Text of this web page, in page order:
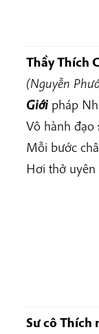
Thầy Thích
(Nguyễn
Giới pháp
Vô hành đạo
Mỗi bước
Hơi thở
Sư cô Thích